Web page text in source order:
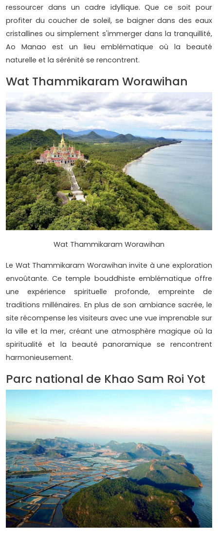
ressourcer dans un cadre idyllique. Que ce soit pour
profiter du coucher de soleil, se baigner dans des eaux
cristallines ou simplement s'immerger dans la tranquillité,
Ao Manao est un lieu emblématique où la beauté
naturelle et la sérénité se rencontrent.
Wat Thammikaram Worawihan
Wat Thammikaram Worawihan
Le Wat Thammikaram Worawihan invite à une exploration
envoûtante. Ce temple bouddhiste emblématique offre
une expérience spirituelle profonde, empreinte de
traditions millénaires. En plus de son ambiance sacrée, le
site récompense les visiteurs avec une vue imprenable sur
la ville et la mer, créant une atmosphère magique où la
spiritualité et la beauté panoramique se rencontrent
harmonieusement.
Parc national de Khao Sam Roi Yot